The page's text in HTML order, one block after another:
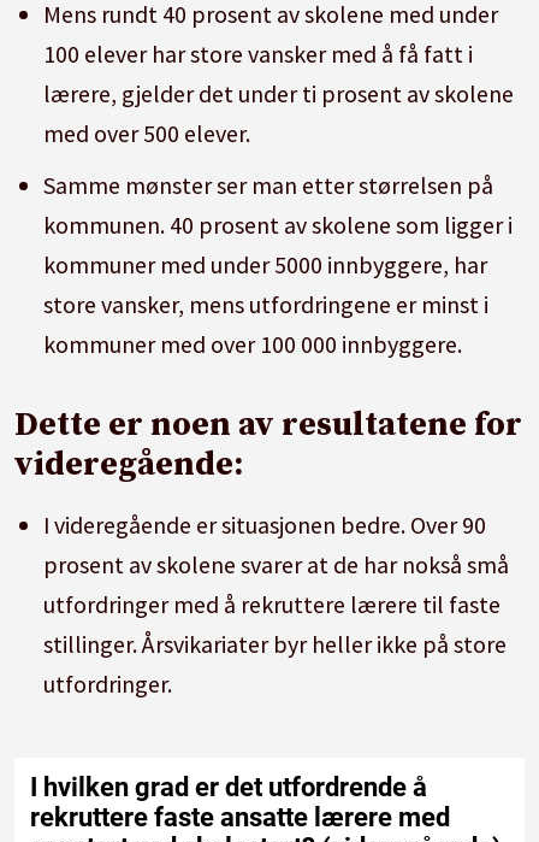
Mens rundt 40 prosent av skolene med under
100 elever har store vansker med å få fatt i
lærere, gjelder det under ti prosent av skolene
med over 500 elever.
Samme mønster ser man etter størrelsen på
kommunen. 40 prosent av skolene som ligger i
kommuner med under 5000 innbyggere, har
store vansker, mens utfordringene er minst i
kommuner med over 100 000 innbyggere.
Dette er noen av resultatene for
videregående:
I videregående er situasjonen bedre. Over 90
prosent av skolene svarer at de har nokså små
utfordringer med å rekruttere lærere til faste
stillinger. Årsvikariater byr heller ikke på store
utfordringer.